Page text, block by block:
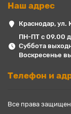
Наш адрес
Краснодар, ул.
ПН-ПТ с 09.00
Суббота
Воскресенье
Телефон и
Все права